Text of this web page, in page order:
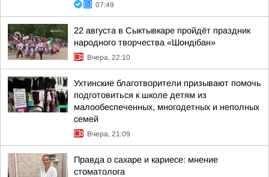
07:49
22 августа в Сыктывкаре пройдёт праздник
народного творчества «Шондібан»
Вчера, 22:10
Ухтинские благотворители призывают помочь
подготовиться к школе детям из
малообеспеченных, многодетных и неполных
семей
Вчера, 21:09
Правда о сахаре и кариесе: мнение
стоматолога